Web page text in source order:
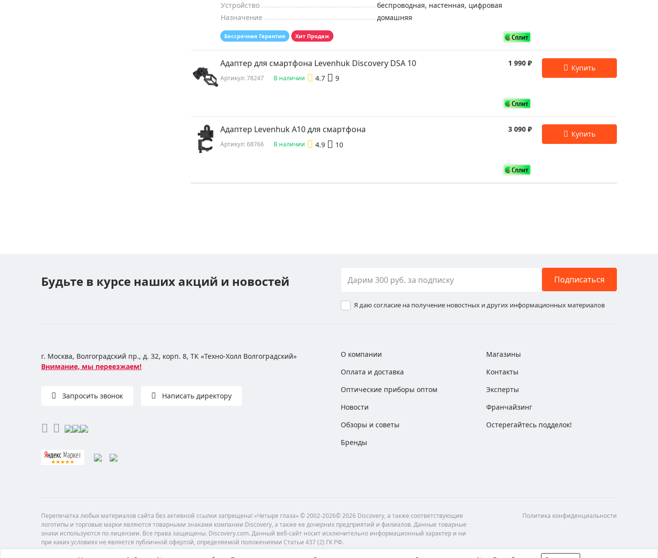
Устройство
беспроводная, настенная, цифровая
Назначение
домашняя
Бессрочная Гарантия Хит Продаж
Адаптер для смартфона Levenhuk Discovery DSA 10 1 990 ₽
Артикул: 78247 В наличии 4.7 9
Адаптер Levenhuk A10 для смартфона 3 090 ₽
Артикул: 68766 В наличии 4.9 10
Будьте в курсе наших акций и новостей Подписаться
Я даю согласие на получение новостных и других информационных материалов
г. Москва, Волгоградский пр., д. 32, корп. 8, ТК «Техно-Холл Волгоградский»
Внимание, мы переезжаем!
Запросить звонок Написать директору
О компании
Оплата и доставка
Оптические приборы оптом
Новости
Обзоры и советы
Бренды
Магазины
Контакты
Эксперты
Франчайзинг
Остерегайтесь подделок!
Перепечатка любых материалов сайта без активной ссылки запрещена! «Четыре глаза» © 2002-2026© 2026 Discovery, а также соответствующие
логотипы и торговые марки являются товарными знаками компании Discovery, а также ее дочерних предприятий и филиалов. Данные товарные
знаки используются по лицензии. Все права защищены. Discovery.com. Данный веб-сайт носит исключительно информационный характер и ни
при каких условиях не является публичной офертой, определяемой положениями Статьи 437 (2) ГК РФ.
Политика конфиденциальности